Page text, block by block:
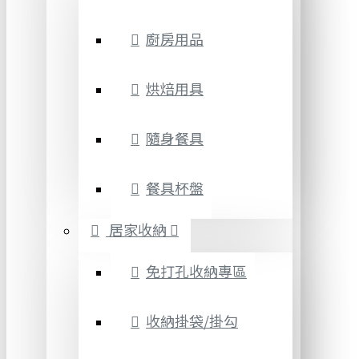
廚房用品
烘焙用具
隨身餐具
餐具杯盤
居家收納
免打孔收納專區
收納掛袋/掛勾